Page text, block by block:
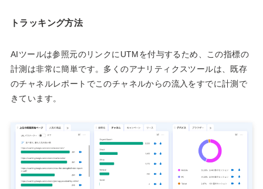
トラッキング方法
AIツールは参照元のリンクにUTMを付与するため、この指標の
計測は非常に簡単です。多くのアナリティクスツールは、既存
のチャネルレポートでこのチャネルからの流入をすでに計測で
きています。